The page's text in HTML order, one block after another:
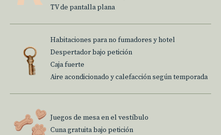
TV de pantalla plana
Habitaciones para no fumadores y hotel
Despertador bajo petición
Caja fuerte
Aire acondicionado y calefacción según temporada
Juegos de mesa en el vestíbulo
Cuna gratuita bajo petición